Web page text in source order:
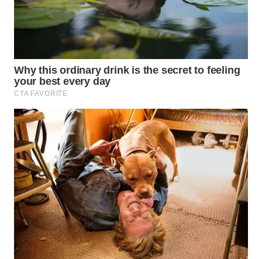
SUMEDANG
CIANJUR
WN
KEPULAUAN
SERIBU
WN
TANGERANG
WN
BINJAI
WN
CIREBON